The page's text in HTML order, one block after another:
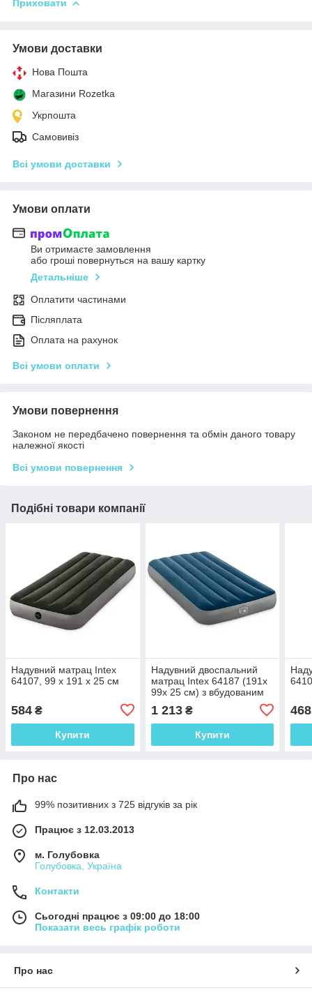
Приховати
Умови доставки
Нова Пошта
Магазини Rozetka
Укрпошта
Самовивіз
Всі умови доставки
Умови оплати
Ви отримаєте замовлення
або гроші повернуться на вашу картку
Детальніше
Оплатити частинами
Післяплата
Оплата на рахунок
Всі умови оплати
Умови повернення
Законом не передбачено повернення та обмін даного товару
належної якості
Всі умови повернення
Подібні товари компанії
Надувний матрац Intex
64107, 99 x 191 x 25 см
584 ₴
Купити
Надувний двоспальний
матрац Intex 64187 (191x
99x 25 см) з вбудованим
1 213₴
Купити
468
Про нас
99% позитивних з 725 відгуків за рік
Працює з 12.03.2013
м. Голубовка
Голубовка, Україна
Контакти
Сьогодні працює з 09:00 до 18:00
Показати весь графік роботи
Про нас